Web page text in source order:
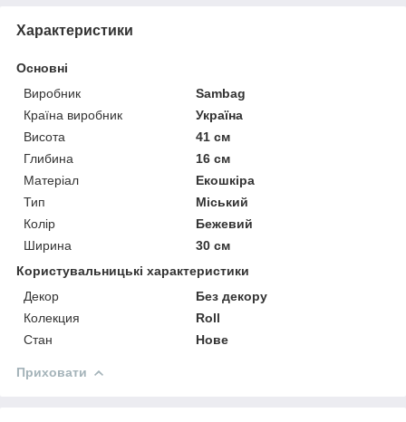
Характеристики
Основні
Виробник
Sambag
Країна виробник
Україна
Висота
41 см
Глибина
16 см
Матеріал
Екошкіра
Тип
Міський
Колір
Бежевий
Ширина
30 см
Користувальницькі характеристики
Декор
Без декору
Колекция
Roll
Стан
Нове
Приховати